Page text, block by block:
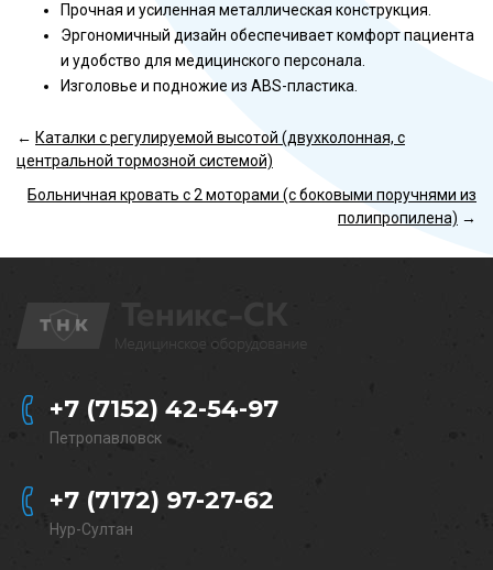
Прочная и усиленная металлическая конструкция.
Эргономичный дизайн обеспечивает комфорт пациента
и удобство для медицинского персонала.
Изголовье и подножие из ABS-пластика.
← Каталки с регулируемой высотой (двухколонная, с
центральной тормозной системой)
Больничная кровать с 2 моторами (с боковыми поручнями из
полипропилена) →
+7 (7152) 42-54-97
Петропавловск
+7 (7172) 97-27-62
Нур-Султан